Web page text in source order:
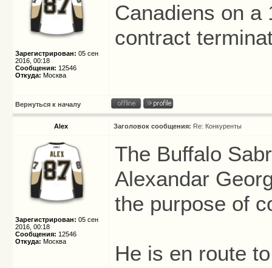
Зарегистрирован: 05 сен
2016, 00:18
Сообщения: 12546
Откуда: Москва
Canadiens on a
contract
Вернуться к началу
Alex Заголовок сообщения: Re: Конкуренты
Зарегистрирован: 05 сен
2016, 00:18
Сообщения: 12546
Откуда: Москва
The Buffalo
Alexandar
the purpose of
He is en route